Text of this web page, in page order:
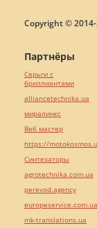
Copyright ©
Партнёры
Серьги с
бриллиантами
alliancetechnika.ua
миралинкс
Веб мастер
https://
Синтезаторы
agrotechnika.com.ua
perevod.agency
europeservice.com.ua
mk-translations.ua